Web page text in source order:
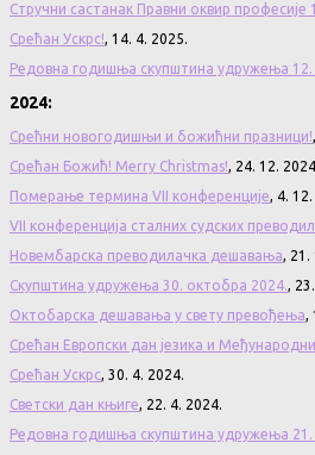
Стручни састанак Правни оквир професије
Срећан Ускрс!, 14. 4. 2025.
Редовна годишња скупштина удружења
2024:
Срећни новогодишњи и божићни празници!
Срећан Божић! Merry Christmas!, 24. 12.
Померање термина VII конференције, 4.
VII конференција сталних судских
Новембарска преводилачка дешавања, 21.
Скупштина удружења 30. октобра 2024.,
Октобарска дешавања у свету превођења,
Срећан Европски дан језика и
Срећан Ускрс, 30. 4. 2024.
Светски дан књиге, 22. 4. 2024.
Редовна годишња скупштина удружења